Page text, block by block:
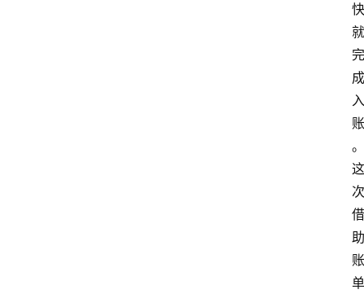
快
就
完
成
入
账
。
这
次
借
助
账
单